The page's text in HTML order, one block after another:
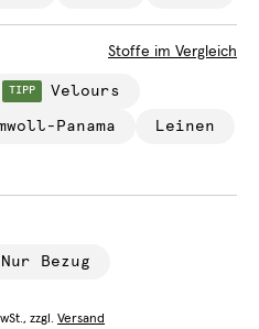
Stoffe im Vergleich
TIPP Velours
Panama Leinen
Nur Bezug
zzgl. Versand